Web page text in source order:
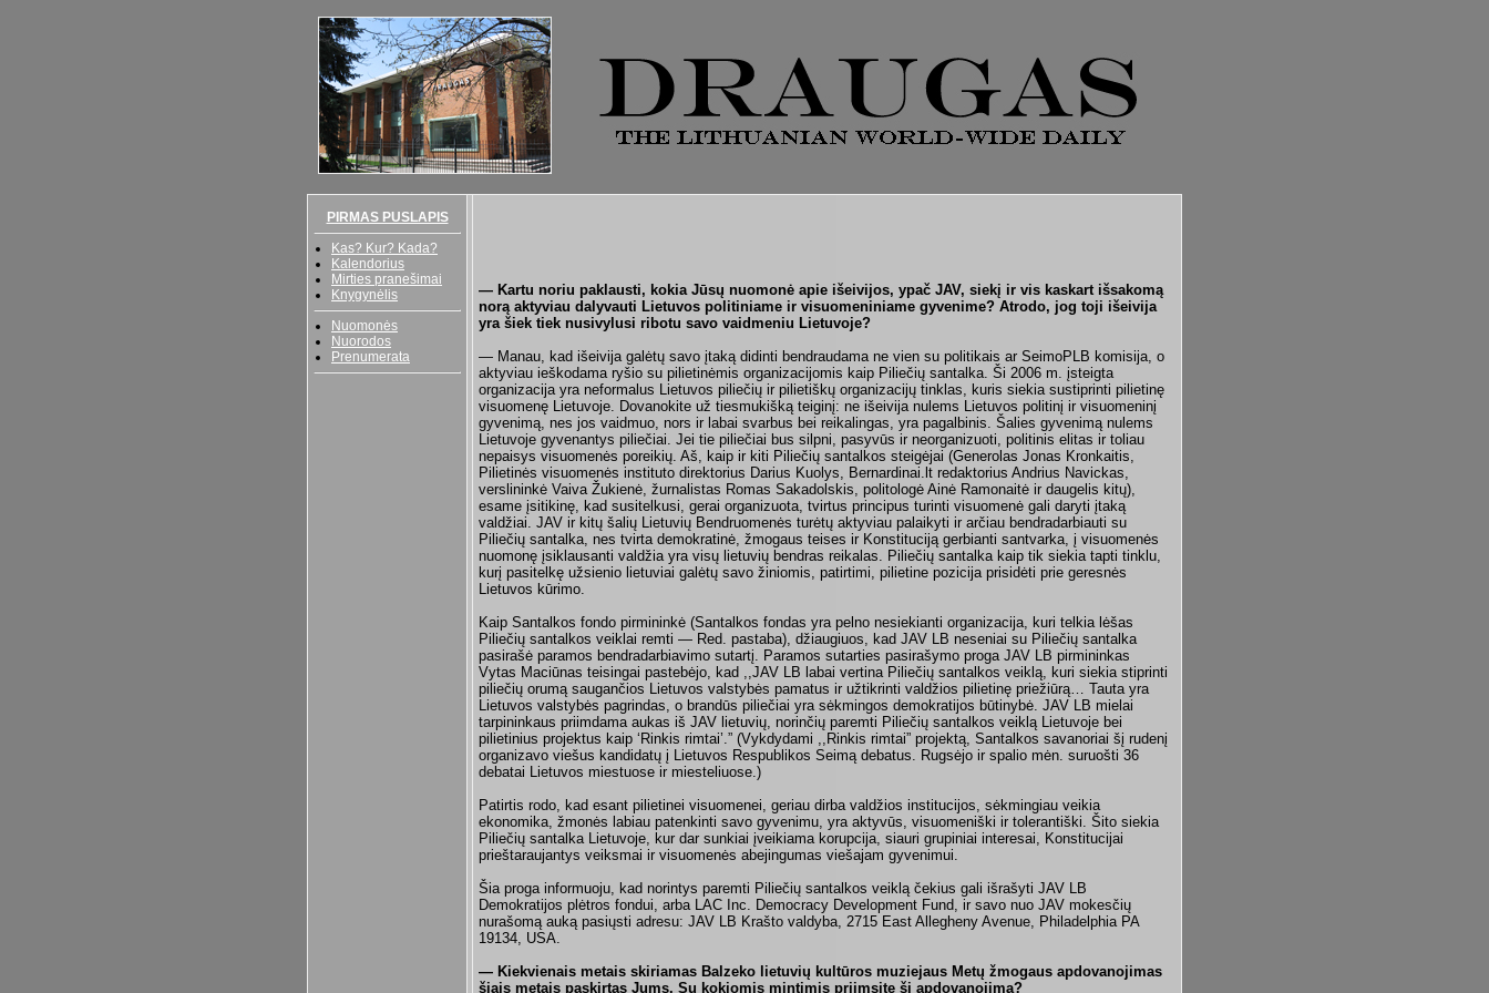
PIRMAS PUSLAPIS
Kas? Kur? Kada?
Kalendorius
Mirties pranešimai
Knygynėlis
Nuomonės
Nuorodos
Prenumerata
— Kartu noriu paklausti, kokia Jūsų nuomonė apie išeivijos, ypač JAV, siekį ir vis kaskart išsakomą
norą aktyviau dalyvauti Lietuvos politiniame ir visuomeniniame gyvenime? Atrodo, jog toji išeivija
yra šiek tiek nusivylusi ribotu savo vaidmeniu Lietuvoje?
— Manau, kad išeivija galėtų savo įtaką didinti bendraudama ne vien su politikais ar SeimoPLB komisija, o
aktyviau ieškodama ryšio su pilietinėmis organizacijomis kaip Piliečių santalka. Ši 2006 m. įsteigta
organizacija yra neformalus Lietuvos piliečių ir pilietiškų organizacijų tinklas, kuris siekia sustiprinti pilietinę
visuomenę Lietuvoje. Dovanokite už tiesmukišką teiginį: ne išeivija nulems Lietuvos politinį ir visuomeninį
gyvenimą, nes jos vaidmuo, nors ir labai svarbus bei reikalingas, yra pagalbinis. Šalies gyvenimą nulems
Lietuvoje gyvenantys piliečiai. Jei tie piliečiai bus silpni, pasyvūs ir neorganizuoti, politinis elitas ir toliau
nepaisys visuomenės poreikių. Aš, kaip ir kiti Piliečių santalkos steigėjai (Generolas Jonas Kronkaitis,
Pilietinės visuomenės instituto direktorius Darius Kuolys, Bernardinai.lt redaktorius Andrius Navickas,
verslininkė Vaiva Žukienė, žurnalistas Romas Sakadolskis, politologė Ainė Ramonaitė ir daugelis kitų),
esame įsitikinę, kad susitelkusi, gerai organizuota, tvirtus principus turinti visuomenė gali daryti įtaką
valdžiai. JAV ir kitų šalių Lietuvių Bendruomenės turėtų aktyviau palaikyti ir arčiau bendradarbiauti su
Piliečių santalka, nes tvirta demokratinė, žmogaus teises ir Konstituciją gerbianti santvarka, į visuomenės
nuomonę įsiklausanti valdžia yra visų lietuvių bendras reikalas. Piliečių santalka kaip tik siekia tapti tinklu,
kurį pasitelkę užsienio lietuviai galėtų savo žiniomis, patirtimi, pilietine pozicija prisidėti prie geresnės
Lietuvos kūrimo.
Kaip Santalkos fondo pirmininkė (Santalkos fondas yra pelno nesiekianti organizacija, kuri telkia lėšas
Piliečių santalkos veiklai remti — Red. pastaba), džiaugiuos, kad JAV LB neseniai su Piliečių santalka
pasirašė paramos bendradarbiavimo sutartį. Paramos sutarties pasirašymo proga JAV LB pirmininkas
Vytas Maciūnas teisingai pastebėjo, kad ,,JAV LB labai vertina Piliečių santalkos veiklą, kuri siekia stiprinti
piliečių orumą saugančios Lietuvos valstybės pamatus ir užtikrinti valdžios pilietinę priežiūrą… Tauta yra
Lietuvos valstybės pagrindas, o brandūs piliečiai yra sėkmingos demokratijos būtinybė. JAV LB mielai
tarpininkaus priimdama aukas iš JAV lietuvių, norinčių paremti Piliečių santalkos veiklą Lietuvoje bei
pilietinius projektus kaip ‘Rinkis rimtai’.” (Vykdydami ,,Rinkis rimtai” projektą, Santalkos savanoriai šį rudenį
organizavo viešus kandidatų į Lietuvos Respublikos Seimą debatus. Rugsėjo ir spalio mėn. suruošti 36
debatai Lietuvos miestuose ir miesteliuose.)
Patirtis rodo, kad esant pilietinei visuomenei, geriau dirba valdžios institucijos, sėkmingiau veikia
ekonomika, žmonės labiau patenkinti savo gyvenimu, yra aktyvūs, visuomeniški ir tolerantiški. Šito siekia
Piliečių santalka Lietuvoje, kur dar sunkiai įveikiama korupcija, siauri grupiniai interesai, Konstitucijai
prieštaraujantys veiksmai ir visuomenės abejingumas viešajam gyvenimui.
Šia proga informuoju, kad norintys paremti Piliečių santalkos veiklą čekius gali išrašyti JAV LB
Demokratijos plėtros fondui, arba LAC Inc. Democracy Development Fund, ir savo nuo JAV mokesčių
nurašomą auką pasiųsti adresu: JAV LB Krašto valdyba, 2715 East Allegheny Avenue, Philadelphia PA
19134, USA.
— Kiekvienais metais skiriamas Balzeko lietuvių kultūros muziejaus Metų žmogaus apdovanojimas
šiais metais paskirtas Jums. Su kokiomis mintimis priimsite šį apdovanojimą?